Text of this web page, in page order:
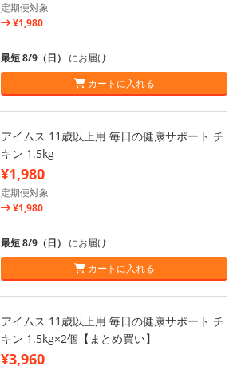
定期便対象
¥1,980
最短 8/9（日） にお届け
カートに入れる
アイムス 11歳以上用 毎日の健康サポート チ
キン 1.5kg
¥1,980
定期便対象
¥1,980
最短 8/9（日） にお届け
カートに入れる
アイムス 11歳以上用 毎日の健康サポート チ
キン 1.5kg×2個【まとめ買い】
¥3,960